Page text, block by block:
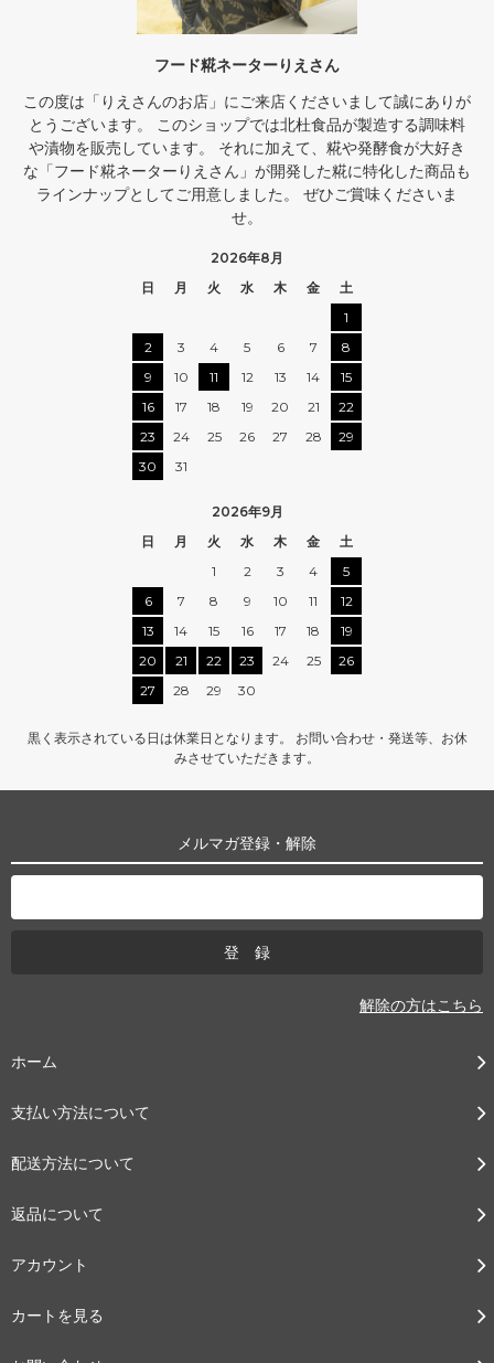
フード糀ネーターりえさん
この度は「りえさんのお店」にご来店くださいまして誠にありが
とうございます。 このショップでは北杜食品が製造する調味料
や漬物を販売しています。 それに加えて、糀や発酵食が大好き
な「フード糀ネーターりえさん」が開発した糀に特化した商品も
ラインナップとしてご用意しました。 ぜひご賞味くださいま
せ。
2026年8月
日
月 火 水 木 金
土
1
2
3 4 5 6 7
8
9
10 11 12 13 14
15
16
17 18 19 20 21
22
23
24 25 26 27 28
29
30
31
2026年9月
日
月 火 水 木 金
土
1
2 3 4
5
6
7 8 9 10 11
12
13
14 15 16 17 18
19
20
21 22 23 24 25
26
27
28 29 30
黒く表示されている日は休業日となります。 お問い合わせ・発送等、お休
みさせていただきます。
メルマガ登録・解除
解除の方はこちら
ホーム
支払い方法について
配送方法について
返品について
アカウント
カートを見る